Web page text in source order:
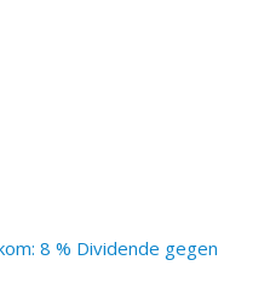
8 % Dividende gegen